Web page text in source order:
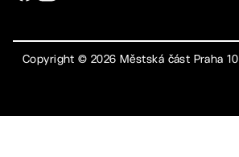
Copyright ©2026 Městská část Praha 10